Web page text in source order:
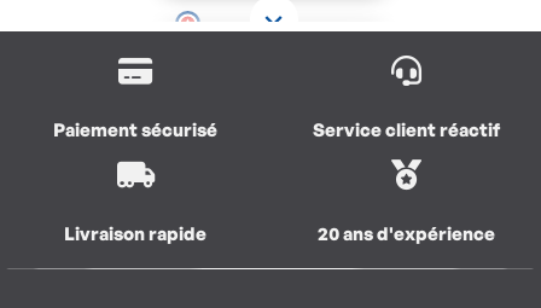
Paiement sécurisé Service client réactif
Livraison rapide 20 ans d'expérience